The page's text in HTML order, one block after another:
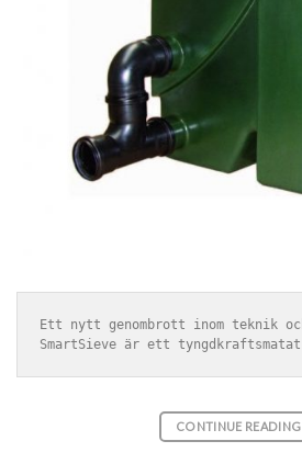
Ett nytt genombrott inom teknik
CONTINUE READING